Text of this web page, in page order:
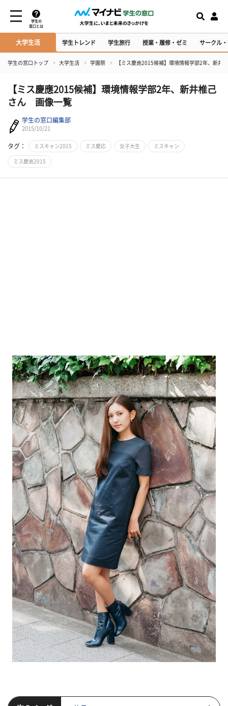
学生の
窓口とは
大学生活 学生トレンド 学生旅行 授業・履修・ゼミ サークル
学生の窓口トップ 大学生活 学園祭 【ミス慶應2015候補】環境情報学部2年、新井
【ミス慶應2015候補】環境情報学部2年、新井椎己
さん 画像一覧
学生の窓口編集部
2015/10/21
タグ： ミスキャン2015 ミス慶応 女子大生 ミスキャン
ミス慶應2015